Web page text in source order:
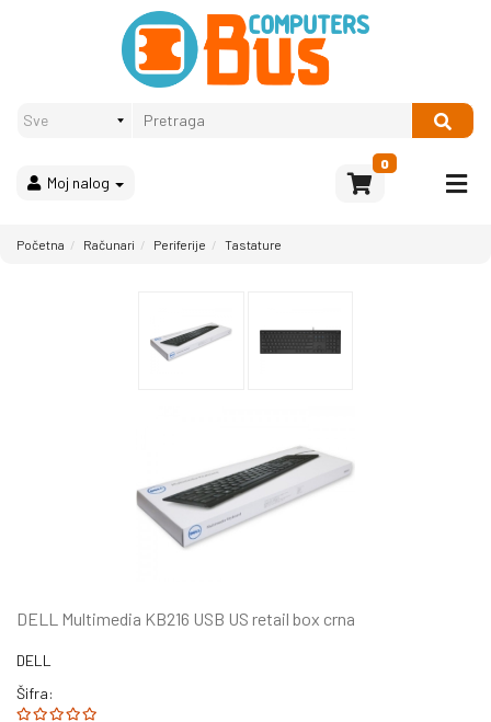
Moj nalog
0
Računari
Bela
Početna Računari Periferije Tastature
DELL Multimedia KB216 USB US retail box crna
DELL
Šifra: